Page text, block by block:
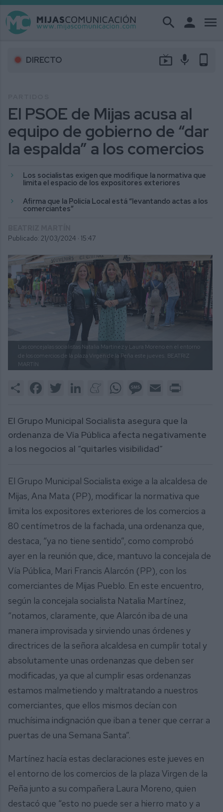
search person menu
DIRECTO live_tv mic phone_android
El PSOE de Mijas acusa al
equipo de gobierno de “dar
la espalda” a los comercios
Los socialistas exigen que modifique la normativa que
limita el espacio de los expositores exteriores
Afirma que la Policía Local está “levantando actas a los
comerciantes”
Publicado: 21/03/2024 · 15:47
Las concejalas socialistas Natalia Martínez y Laura Moreno en el entorno
de los comercios de la plaza Virgen de la Peña este jueves. BEATRIZ
MARTÍN
Share FacebookTwitter LinkedInMeneameWhatsAppMessage
Email
El Grupo Municipal Socialista asegura que la
ordenanza de Vía Pública afecta negativamente
a los negocios al “quitarles visibilidad”
El Grupo Municipal Socialista exige a la alcaldesa de
Mijas, Ana Mata (PP), modificar la normativa que
limita los expositores exteriores de los comercios a
80 centímetros de la fachada, una ordenanza que,
destaca, “ya no tiene sentido”, como comprobó
ayer en la reunión que, dice, mantuvo la concejala de
Vía Pública, Mari Francis Alarcón (PP), con los
comerciantes de Mijas Pueblo. En este encuentro,
según la concejala socialista Natalia Martínez,
“notamos, claramente, que Alarcón iba de una
manera improvisada y sirviendo unas órdenes y
directrices de la señora alcaldesa en cumplir total y
absolutamente unas ordenanzas que deben ser
modificadas, ya que al cumplir esas ordenanzas
estamos malmetiendo y maltratando a nuestros
comerciantes, que ellos mismos decían con
muchísima indignación que iban a tener que cerrar a
puertas de una Semana Santa”.
Martínez hacía estas declaraciones este jueves en
el entorno de los comercios de la plaza Virgen de la
Peña junto a su compañera Laura Moreno, quien
destacó que “esto no puede ser a hierro mato y a